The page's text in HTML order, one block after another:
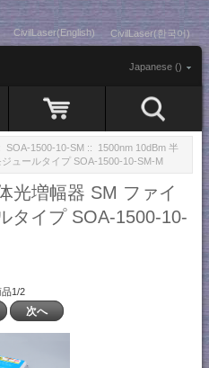
CivilLaser(English) CivilLaser(한국어)
Japanese ()
SOA-1500-10-SM :: 1500nm 10dBm 半
ュールタイプ SOA-1500-10-SM-M
光増幅器 SM ファイ
タイプ SOA-1500-10-
品1/2
次へ